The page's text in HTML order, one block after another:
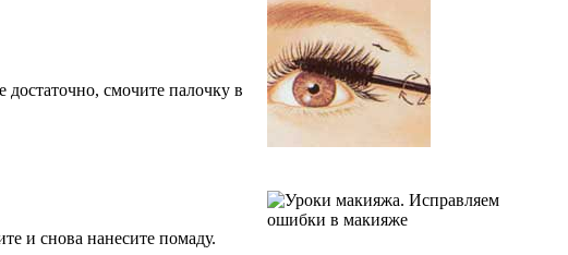
смочите палочку в
и снова нанесите помаду.